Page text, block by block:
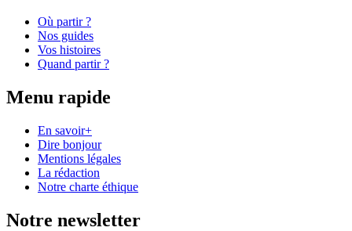
Où partir ?
Nos guides
Vos histoires
Quand partir ?
Menu rapide
En savoir+
Dire bonjour
Mentions légales
La rédaction
Notre charte éthique
Notre newsletter